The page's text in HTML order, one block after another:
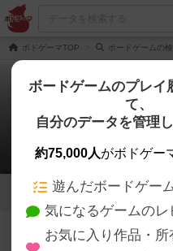
ボドゲーマTOP ボードゲームの
ス
0
3
スティッ
ボードゲームのプレイ
て、
自分のデータを管理
約75,000人がボドゲー
遊んだボードゲー
気になるゲームのレ
お気に入り作品・